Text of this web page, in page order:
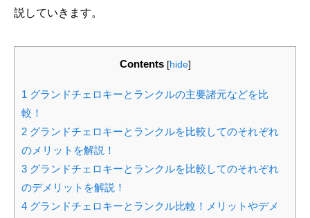
説していきます。
Contents [hide]
1 グランドチェロキーとランクルの主要諸元などを比
較！
2 グランドチェロキーとランクルを比較してのそれぞれ
のメリットを解説！
3 グランドチェロキーとランクルを比較してのそれぞれ
のデメリットを解説！
4 グランドチェロキーとランクル比較！メリットやデメ